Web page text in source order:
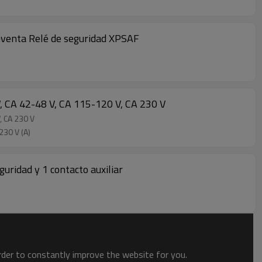
Relé de seguridad XPSAF
42-48 V, CA 115-120 V, CA 230 V
230 V
V (A)
y 1 contacto auxiliar
to constantly improve the website for you.